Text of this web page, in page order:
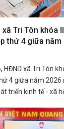
Tri Tôn khóa
thứ 4 giữa năm
xã Tri Tôn
4 giữa năm
triển kinh tế - xã